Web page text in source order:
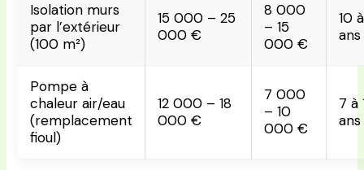
Isolation murs
par l’extérieur
(100 m²)
15 000 – 25
000 €
8 000
– 15
000 €
10
ans
Pompe à
chaleur air/eau
(remplacement
fioul)
12 000 – 18
000 €
7 000
– 10
000 €
7 à
ans